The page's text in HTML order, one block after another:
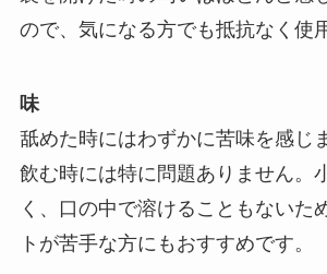
ので、気になる方でも抵抗なく使
味
舐めた時にはわずかに苦味を感じ
飲む時には特に問題ありません。
く、口の中で溶けることもないた
トが苦手な方にもおすすめです。